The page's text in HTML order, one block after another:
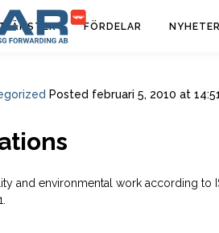
TJÄNSTER FÖRDELAR NYHETER
Posted februari 5, 2010 at
and environmental work according to